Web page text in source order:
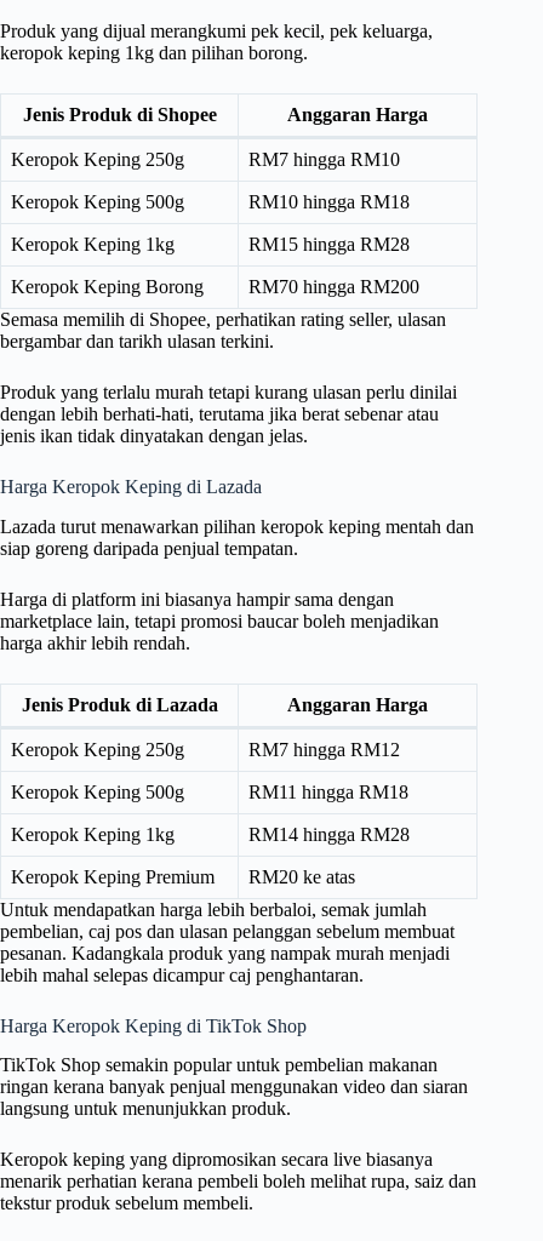
Produk yang dijual merangkumi pek kecil, pek keluarga,
keropok keping 1kg dan pilihan borong.
Jenis Produk di Shopee Anggaran Harga
Keropok Keping 250g RM7 hingga RM10
Keropok Keping 500g RM10 hingga RM18
Keropok Keping 1kg RM15 hingga RM28
Keropok Keping Borong
RM70 hingga RM200
Semasa memilih di Shopee, perhatikan rating seller, ulasan
bergambar dan tarikh ulasan terkini.
Produk yang terlalu murah tetapi kurang ulasan perlu dinilai
dengan lebih berhati-hati, terutama jika berat sebenar atau
jenis ikan tidak dinyatakan dengan jelas.
Harga Keropok Keping di Lazada
Lazada turut menawarkan pilihan keropok keping mentah dan
siap goreng daripada penjual tempatan.
Harga di platform ini biasanya hampir sama dengan
marketplace lain, tetapi promosi baucar boleh menjadikan
harga akhir lebih rendah.
Jenis Produk di Lazada Anggaran Harga
Keropok Keping 250g RM7 hingga RM12
Keropok Keping 500g RM11 hingga RM18
Keropok Keping 1kg RM14 hingga RM28
Keropok Keping Premium
RM20 ke atas
Untuk mendapatkan harga lebih berbaloi, semak jumlah
pembelian, caj pos dan ulasan pelanggan sebelum membuat
pesanan. Kadangkala produk yang nampak murah menjadi
lebih mahal selepas dicampur caj penghantaran.
Harga Keropok Keping di TikTok Shop
TikTok Shop semakin popular untuk pembelian makanan
ringan kerana banyak penjual menggunakan video dan siaran
langsung untuk menunjukkan produk.
Keropok keping yang dipromosikan secara live biasanya
menarik perhatian kerana pembeli boleh melihat rupa, saiz dan
tekstur produk sebelum membeli.